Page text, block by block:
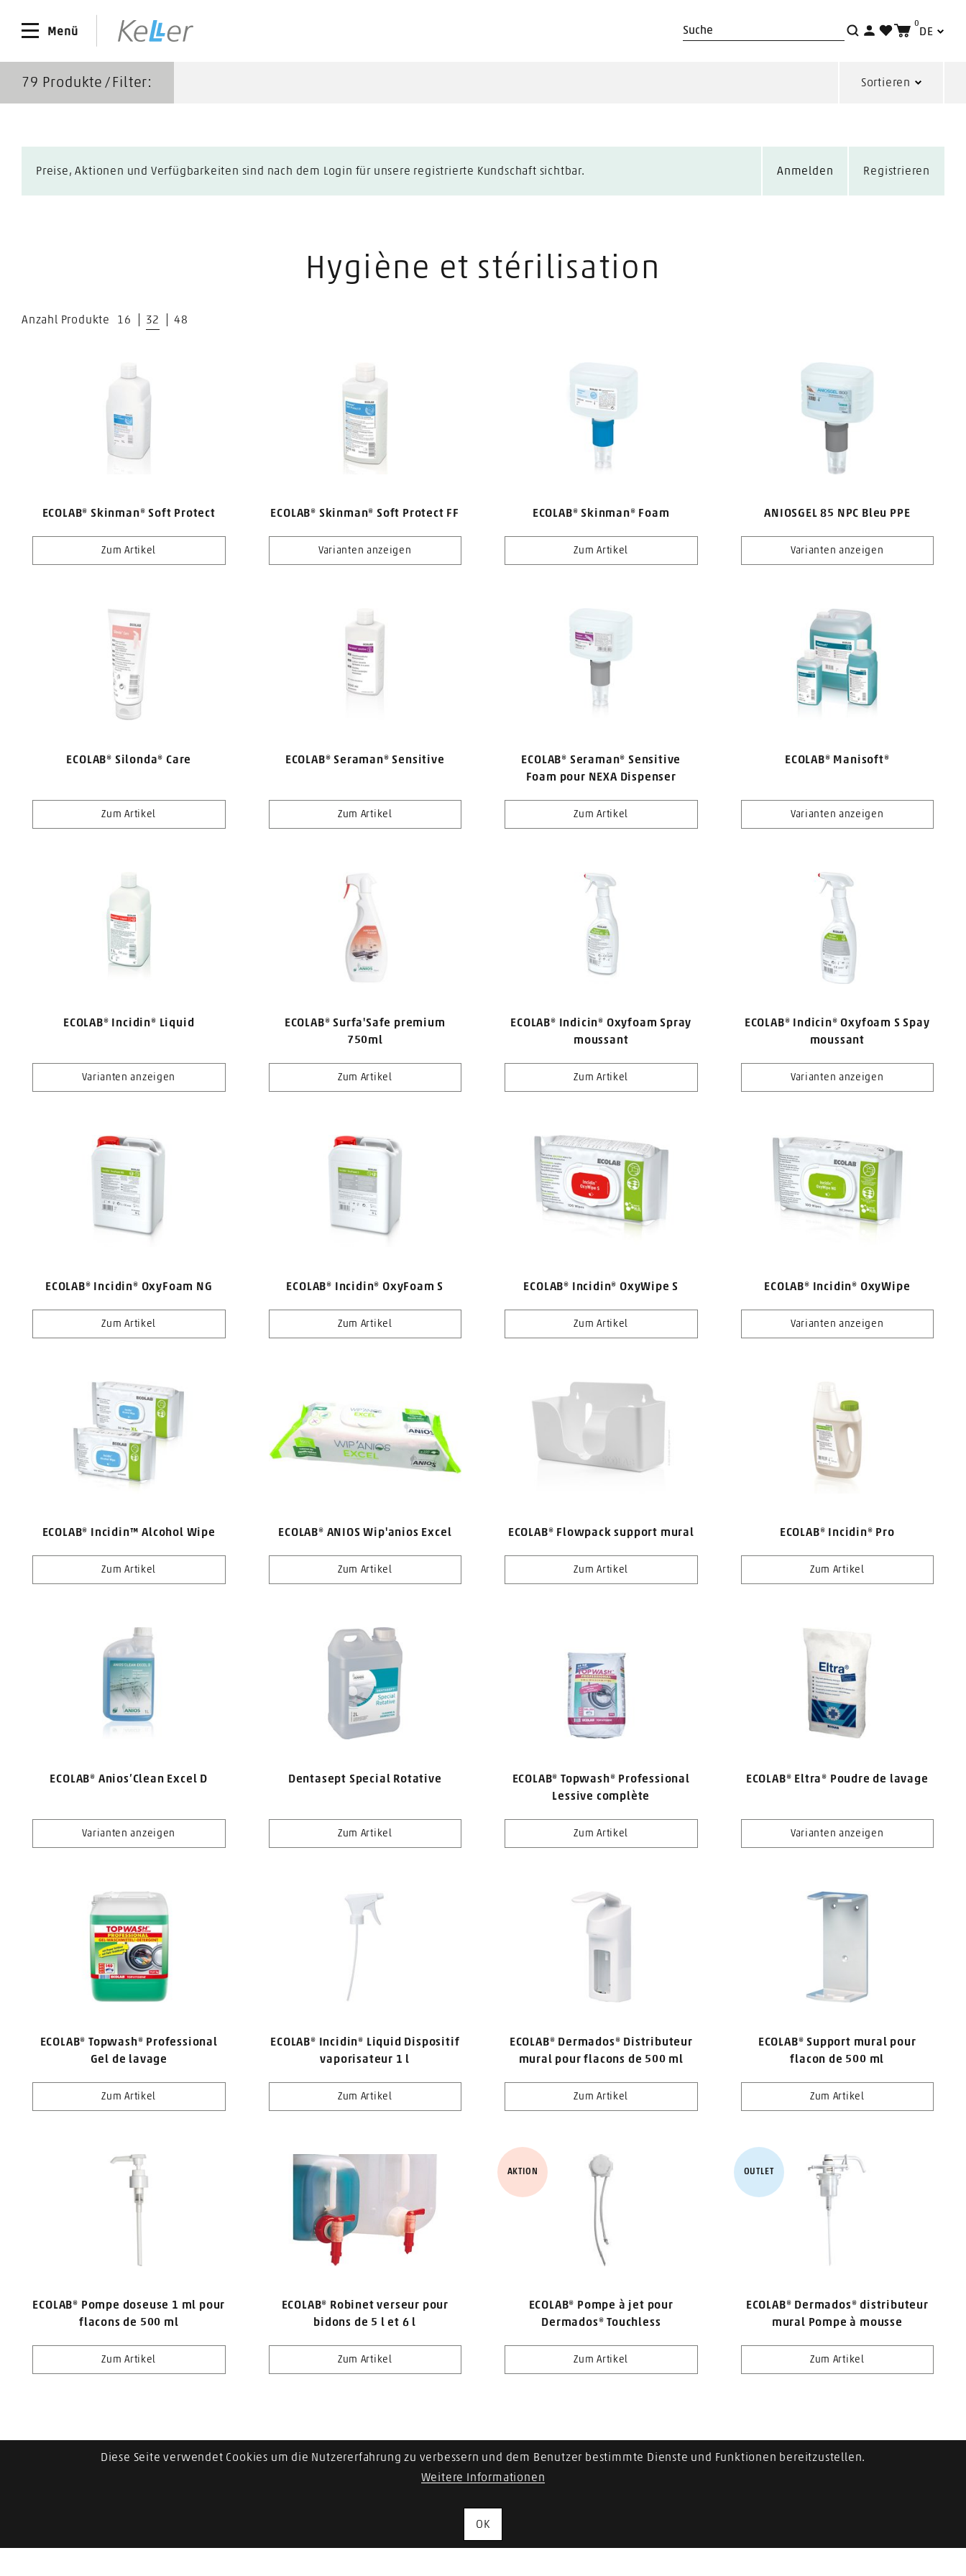
Menü
Suche
0
DE
79 Produkte ∕ Filter: Sortieren
Preise, Aktionen und Verfügbarkeiten sind nach dem Login für unsere registrierte Kundschaft sichtbar. Anmelden Registrieren
Hygiène et stérilisation
Anzahl Produkte 16 32 48
ECOLAB® Skinman® Soft Protect
Zum Artikel
ECOLAB® Skinman® Soft Protect FF
Varianten anzeigen
ECOLAB® Skinman® Foam
Zum Artikel
ANIOSGEL 85 NPC Bleu PPE
Varianten anzeigen
ECOLAB® Silonda® Care
Zum Artikel
ECOLAB® Seraman® Sensitive
Zum Artikel
ECOLAB® Seraman® Sensitive
Foam pour NEXA Dispenser
Zum Artikel
ECOLAB® Manisoft®
Varianten anzeigen
ECOLAB® Incidin® Liquid
Varianten anzeigen
ECOLAB® Surfa'Safe premium
750ml
Zum Artikel
ECOLAB® Indicin® Oxyfoam Spray
moussant
Zum Artikel
ECOLAB® Indicin® Oxyfoam S Spay
moussant
Varianten anzeigen
ECOLAB® Incidin® OxyFoam NG
Zum Artikel
ECOLAB® Incidin® OxyFoam S
Zum Artikel
ECOLAB® Incidin® OxyWipe S
Zum Artikel
ECOLAB® Incidin® OxyWipe
Varianten anzeigen
ECOLAB® Incidin™ Alcohol Wipe
Zum Artikel
ECOLAB® ANIOS Wip'anios Excel
Zum Artikel
ECOLAB® Flowpack support mural
Zum Artikel
ECOLAB® Incidin® Pro
Zum Artikel
ECOLAB® Anios’Clean Excel D
Varianten anzeigen
Dentasept Special Rotative
Zum Artikel
ECOLAB® Topwash® Professional
Lessive complète
Zum Artikel
ECOLAB® Eltra® Poudre de lavage
Varianten anzeigen
ECOLAB® Topwash® Professional
Gel de lavage
Zum Artikel
ECOLAB® Incidin® Liquid Dispositif
vaporisateur 1 l
Zum Artikel
ECOLAB® Dermados® Distributeur
mural pour flacons de 500 ml
Zum Artikel
ECOLAB® Support mural pour
flacon de 500 ml
Zum Artikel
ECOLAB® Pompe doseuse 1 ml pour
flacons de 500 ml
Zum Artikel
ECOLAB® Robinet verseur pour
bidons de 5 l et 6 l
Zum Artikel
ECOLAB® Pompe à jet pour
Dermados® Touchless
Zum Artikel
AKTION
ECOLAB® Dermados® distributeur
mural Pompe à mousse
Zum Artikel
OUTLET
1 2 3
Diese Seite verwendet Cookies um die Nutzererfahrung zu verbessern und dem Benutzer bestimmte Dienste und Funktionen bereitzustellen.
Weitere Informationen
OK